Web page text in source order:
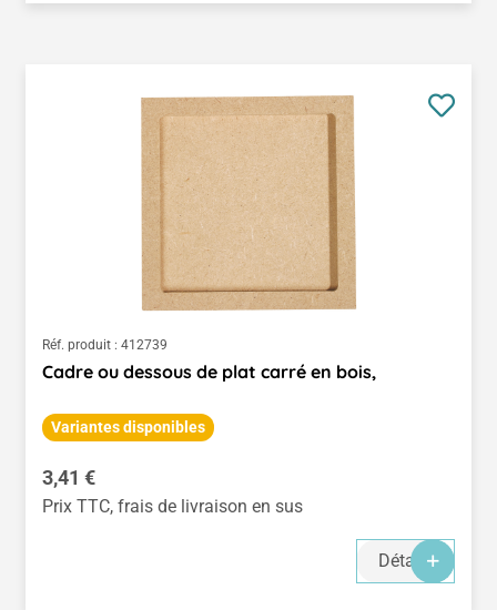
Réf. produit : 412739
Cadre ou dessous de plat carré en bois,
Variantes disponibles
Prix régulier :
3,41 €
Prix TTC, frais de livraison en sus
Détails